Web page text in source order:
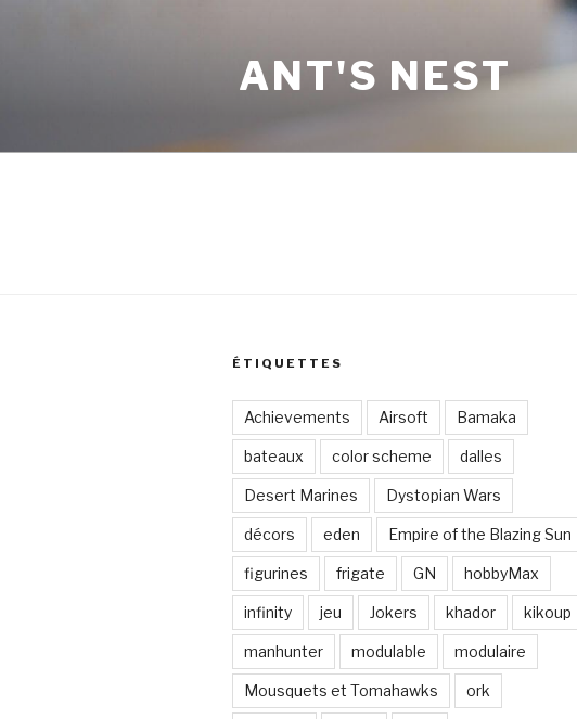
ANT'S NEST
ÉTIQUETTES
Achievements Airsoft Bamaka
bateaux color scheme dalles
Desert Marines Dystopian Wars
décors eden Empire of the Blazing Sun
figurines frigate GN hobbyMax
infinity jeu Jokers khador kikoup
manhunter modulable modulaire
Mousquets et Tomahawks ork